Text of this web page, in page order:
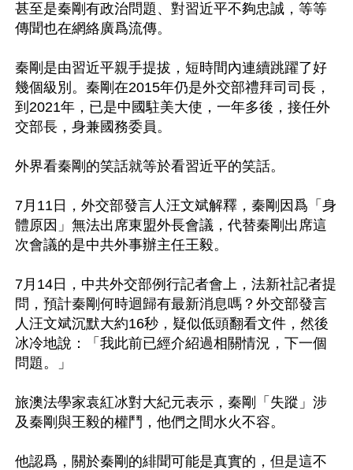
甚至是秦剛有政治問題、對習近平不夠忠誠，等等
傳聞也在網絡廣爲流傳。
秦剛是由習近平親手提拔，短時間內連續跳躍了好
幾個級別。秦剛在2015年仍是外交部禮拜司司長，
到2021年，已是中國駐美大使，一年多後，接任外
交部長，身兼國務委員。
外界看秦剛的笑話就等於看習近平的笑話。
7月11日，外交部發言人汪文斌解釋，秦剛因爲「身
體原因」無法出席東盟外長會議，代替秦剛出席這
次會議的是中共外事辦主任王毅。
7月14日，中共外交部例行記者會上，法新社記者提
問，預計秦剛何時迴歸有最新消息嗎？外交部發言
人汪文斌沉默大約16秒，疑似低頭翻看文件，然後
冰冷地說：「我此前已經介紹過相關情況，下一個
問題。」
旅澳法學家袁紅冰對大紀元表示，秦剛「失蹤」涉
及秦剛與王毅的權鬥，他們之間水火不容。
他認爲，關於秦剛的緋聞可能是真實的，但是這不